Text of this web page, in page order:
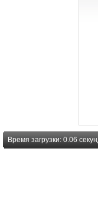
Время загрузки: 0.06